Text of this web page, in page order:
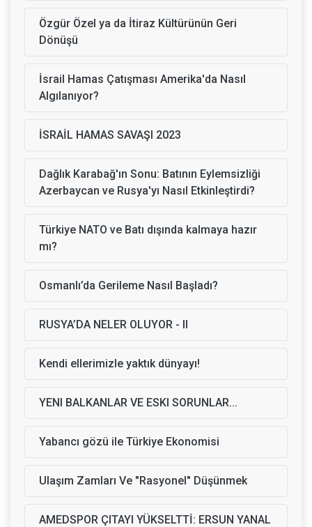
Özgür Özel ya da İtiraz Kültürünün Geri
Dönüşü
İsrail Hamas Çatışması Amerika'da Nasıl
Algılanıyor?
İSRAİL HAMAS SAVAŞI 2023
Dağlık Karabağ'ın Sonu: Batının Eylemsizliği
Azerbaycan ve Rusya'yı Nasıl Etkinleştirdi?
Türkiye NATO ve Batı dışında kalmaya hazır
mı?
Osmanlı’da Gerileme Nasıl Başladı?
RUSYA’DA NELER OLUYOR - II
Kendi ellerimizle yaktık dünyayı!
YENI BALKANLAR VE ESKI SORUNLAR...
Yabancı gözü ile Türkiye Ekonomisi
Ulaşım Zamları Ve "Rasyonel" Düşünmek
AMEDSPOR ÇITAYI YÜKSELTTİ: ERSUN YANAL